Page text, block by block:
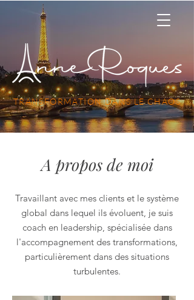
TRANSFORMATION DANS LE CHAOS
A propos de moi
Travaillant avec mes clients et le système
global dans lequel ils évoluent, je suis
coach en leadership, spécialisée dans
l'accompagnement des transformations,
particulièrement dans des situations
turbulentes.